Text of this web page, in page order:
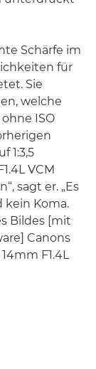
Schärfe im
für
Sie
welche
ISO
1:3,5
VCM
sagt er. „Es
kein Koma.
Bildes [mit
Canons
F1.4L